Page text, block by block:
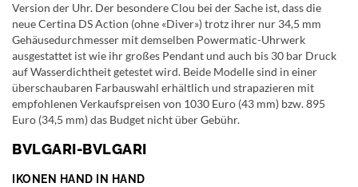
Version der Uhr. Der besondere Clou bei der Sache ist, dass die
neue Certina DS Action (ohne «Diver») trotz ihrer nur 34,5 mm
Gehäusedurchmesser mit demselben Powermatic-Uhrwerk
ausgestattet ist wie ihr großes Pendant und auch bis 30 bar Druck
auf Wasserdichtheit getestet wird. Beide Modelle sind in einer
überschaubaren Farbauswahl erhältlich und strapazieren mit
empfohlenen Verkaufspreisen von 1030 Euro (43 mm) bzw. 895
Euro (34,5 mm) das Budget nicht über Gebühr.
BVLGARI-BVLGARI
IKONEN HAND IN HAND